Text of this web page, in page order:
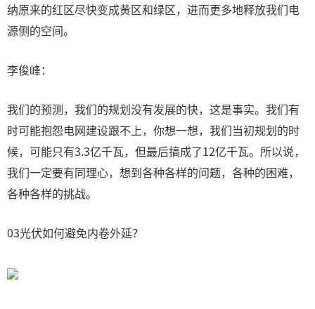
纳原来的红区尽快变成黄区和绿区，进而更多地释放我们电
源侧的空间。
李俊峰：
我们的预测，我们的规划没有发展的快，这是事实。我们有
时可能抱怨电网建设跟不上，你想一想，我们当初规划的时
候，可能只有3.3亿千瓦，但最后搞成了12亿千瓦。所以说，
我们一定要有同理心，想到各种各样的问题，各种的困难，
各种各样的挑战。
03光伏如何避免内卷外延？